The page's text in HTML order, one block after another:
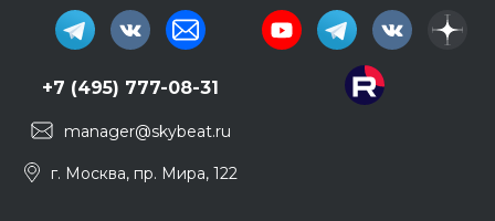
+7 (495) 777-08-31
manager@skybeat.ru
г. Москва, пр. Мира, 122